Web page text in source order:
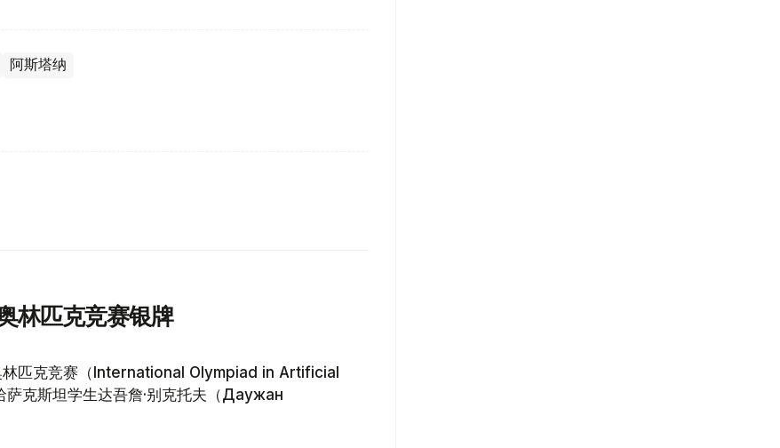
阿斯塔纳
林匹克竞赛银牌
林匹克竞赛（International Olympiad in Artificial
克斯坦学生达吾詹·别克托夫（Даужан